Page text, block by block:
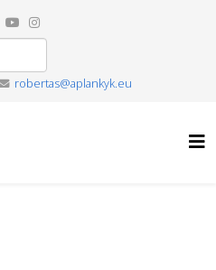
robertas@aplankyk.eu